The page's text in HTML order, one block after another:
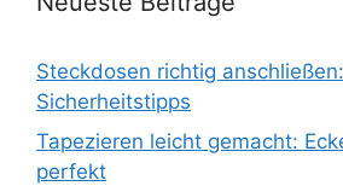
Steckdosen richtig
Sicherheitstipps
Tapezieren leicht gemacht:
perfekt